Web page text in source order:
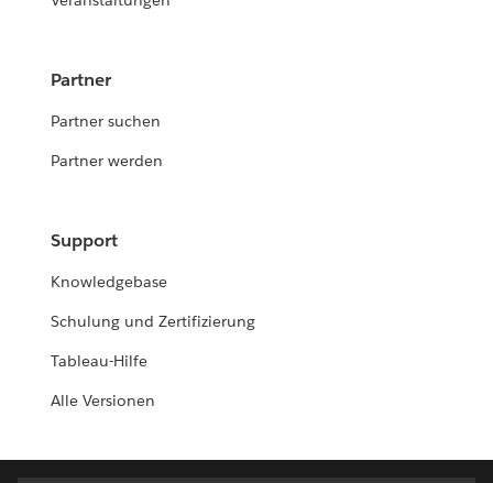
Partner
Partner suchen
Partner werden
Support
Knowledgebase
Schulung und Zertifizierung
Tableau-Hilfe
Alle Versionen